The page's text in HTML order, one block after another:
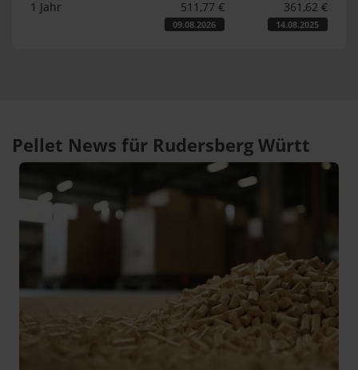
1 Jahr 511,77 €
09.08.2026
361,62 €
14.08.2025
Pellet News für Rudersberg Württ